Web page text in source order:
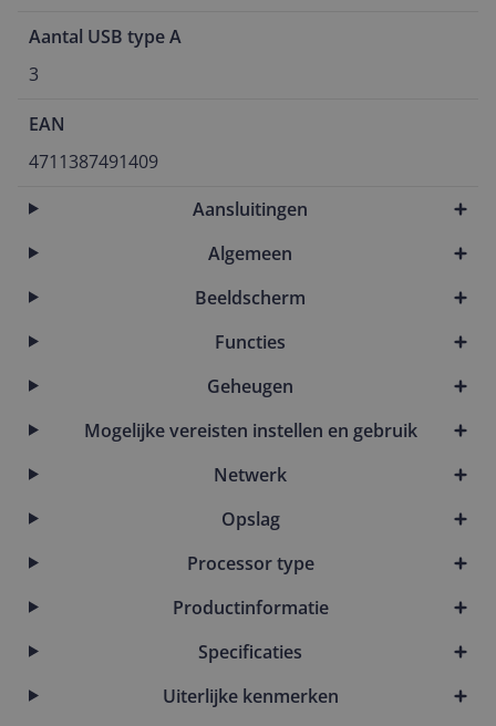
Aantal USB type A
3
EAN
4711387491409
Aansluitingen
Algemeen
Beeldscherm
Functies
Geheugen
Mogelijke vereisten instellen en gebruik
Netwerk
Opslag
Processor type
Productinformatie
Specificaties
Uiterlijke kenmerken